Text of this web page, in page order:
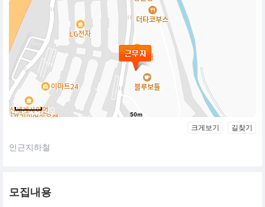
50m
크게보기 길찾기
인근지하철
모집내용